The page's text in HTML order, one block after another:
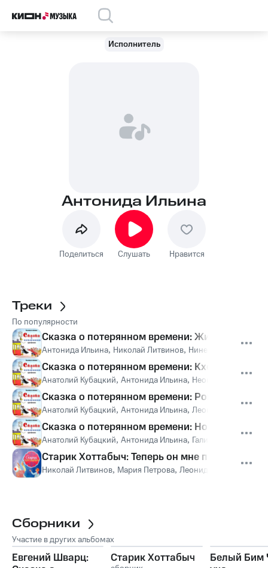
Исполнитель
Антонида Ильина
Поделиться Слушать Нравится
Треки
По популярности
Сказка о потерянном времени: Жил-был
Антонида Ильина, Николай Литвинов, Нинель Шеффер
Сказка о потерянном времени: Кхе-кхе, что
Анатолий Кубацкий, Антонида Ильина, Неонила Маратова
Сказка о потерянном времени: Ровно в
Анатолий Кубацкий, Антонида Ильина, Леонид Пирогов
Сказка о потерянном времени: Но тут ждала
Анатолий Кубацкий, Антонида Ильина, Галина Иванова
Старик Хоттабыч: Теперь он мне покоя не даст
Николай Литвинов, Мария Петрова, Леонид Пирогов
Сборники
Участие в других альбомах
Евгений Шварц:
Старик Хоттабыч
Белый Бим